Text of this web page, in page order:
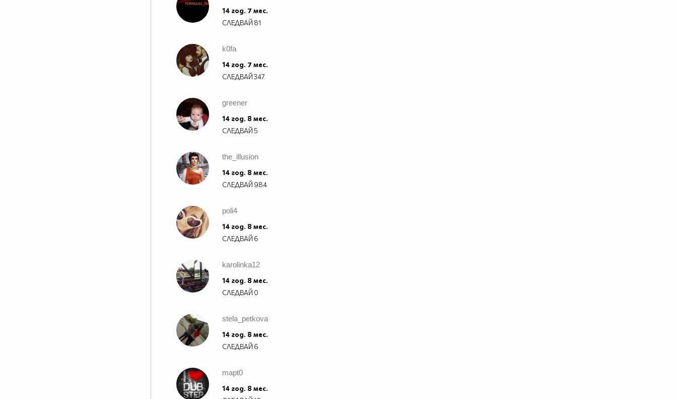
14 год. 7 мес.
СЛЕДВАЙ 81
k0fa
14 год. 7 мес.
СЛЕДВАЙ347
greener
14 год. 8 мес.
СЛЕДВАЙ5
the_illusion
14 год. 8 мес.
СЛЕДВАЙ 984
poli4
14 год. 8 мес.
СЛЕДВАЙ 6
karolinka12
14 год. 8 мес.
СЛЕДВАЙ 0
stela_petkova
14 год. 8 мес.
СЛЕДВАЙ 6
mapt0
14 год. 8 мес.